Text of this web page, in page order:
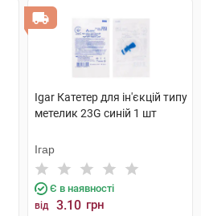
Igar Катетер для ін'єкцій типу
метелик 23G синій 1 шт
Ігар
Є в наявності
від 3.10 грн